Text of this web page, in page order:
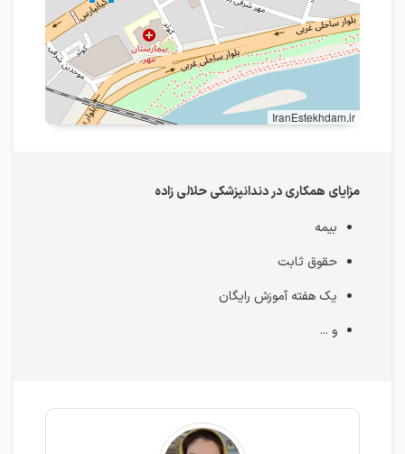
IranEstekhdam.ir
مزایای همکاری در دندانپزشکی حلالی زاده
بیمه
حقوق ثابت
یک هفته آموزش رایگان
و ...